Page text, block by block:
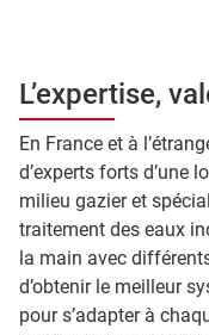
L’expertise,
En France et à
d’experts forts d’une
milieu gazier et
traitement des eaux
la main avec
d’obtenir le meilleur
pour s’adapter à